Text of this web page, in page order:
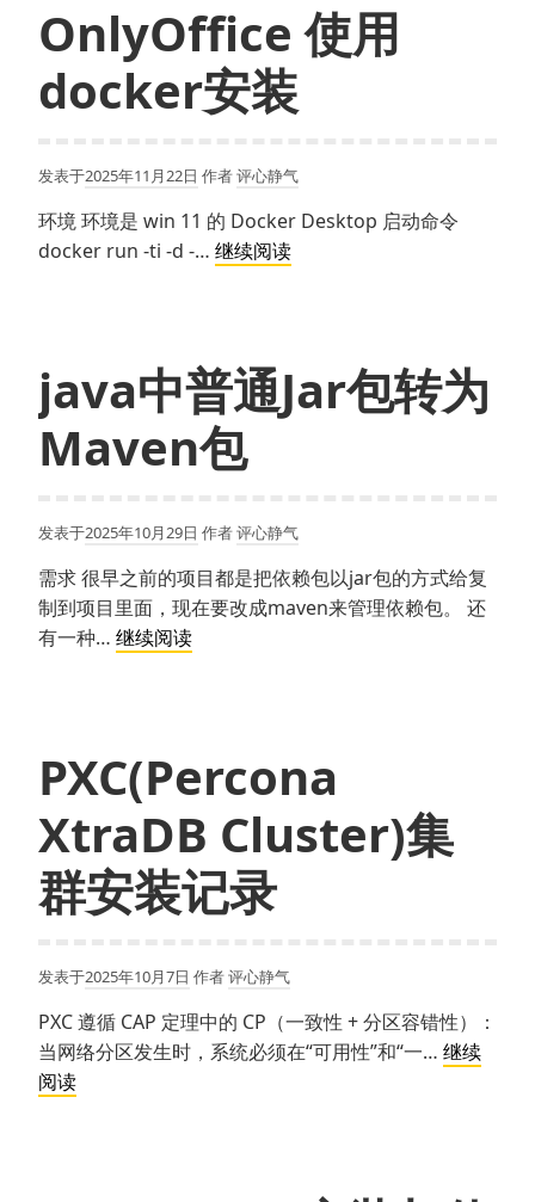
扩
展
OnlyOffice 使用
docker安装
发表于2025年11月22日 作者评心静气
环境 环境是 win 11 的 Docker Desktop 启动命令
docker run -ti -d -… 继续阅读OnlyOffice
安
装
java中普通Jar包转为
Maven包
发表于2025年10月29日 作者评心静气
需求 很早之前的项目都是把依赖包以jar包的方式给复
制到项目里面，现在要改成maven来管理依赖包。 还
有一种… 继续阅读java
包
转
为
Maven
包
PXC(Percona
XtraDB Cluster)集
群安装记录
发表于2025年10月7日 作者评心静气
PXC 遵循 CAP 定理中的 CP（一致性 + 分区容错性）：
当网络分区发生时，系统必须在“可用性”和“一… 继续
阅读PXC(Percona